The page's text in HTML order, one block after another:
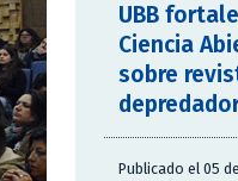
UBB
Ciencia
sobre
Publicado el 05